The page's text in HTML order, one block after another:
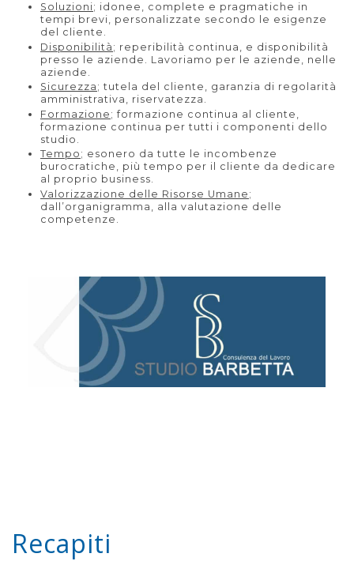
Soluzioni; idonee, complete e pragmatiche in
tempi brevi, personalizzate secondo le esigenze
del cliente.
Disponibilità ; reperibilità continua, e disponibilità
presso le aziende. Lavoriamo per le aziende, nelle
aziende.
Sicurezza ; tutela del cliente, garanzia di regolarità
amministrativa, riservatezza.
Formazione ; formazione continua al cliente,
formazione continua per tutti i componenti dello
studio.
Tempo ; esonero da tutte le incombenze
burocratiche, più tempo per il cliente da dedicare
al proprio business.
Valorizzazione delle Risorse Umane ;
dall’organigramma, alla valutazione delle
competenze.
Recapiti